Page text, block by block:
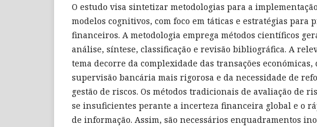
O estudo visa sintetizar metodologias para a
modelos cognitivos, com foco em táticas e estratégias para
financeiros. A metodologia emprega métodos científicos
análise, síntese, classificação e revisão bibliográfica. A
tema decorre da complexidade das transações económicas,
supervisão bancária mais rigorosa e da necessidade de
gestão de riscos. Os métodos tradicionais de avaliação de
se insuficientes perante a incerteza financeira global e o
de informação. Assim, são necessários enquadramentos